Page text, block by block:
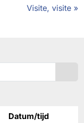
Visite, visite »
Datum/tijd